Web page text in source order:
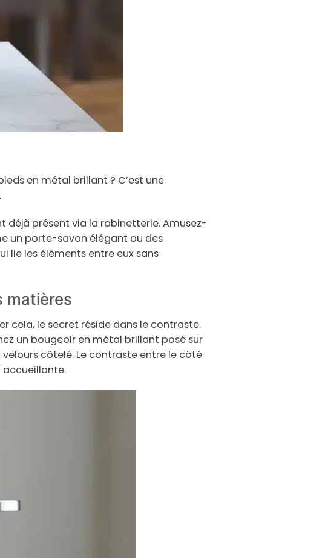
en métal brillant ? C’est une
déjà présent via la robinetterie. Amusez-
un porte-savon élégant ou des
lie les éléments entre eux sans
matières
cela, le secret réside dans le contraste.
un bougeoir en métal brillant posé sur
côtelé. Le contraste entre le côté
accueillante.